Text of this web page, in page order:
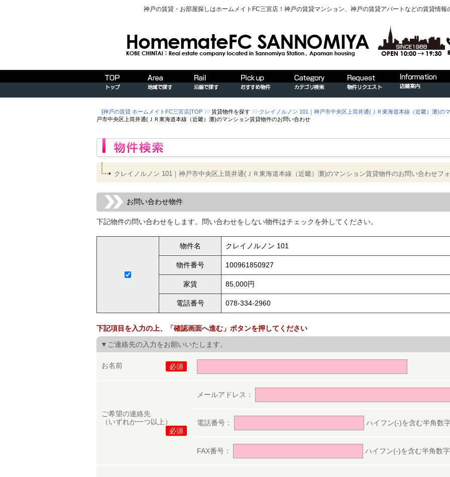
神戸の賃貸・お部屋探しはホームメイトFC三宮店！神戸の賃貸マンション、神戸の賃貸アパートなどの賃貸情報
[神戸の賃貸 ホームメイトFC三宮店]TOP 賃貸物件を探す クレイノルノン 101｜神戸市中央区上筒井通(ＪＲ東海道本線（近畿）灘)の
戸市中央区上筒井通(ＪＲ東海道本線（近畿）灘)のマンション賃貸物件のお問い合わせ
クレイノルノン 101｜神戸市中央区上筒井通(ＪＲ東海道本線（近畿）灘)のマンション賃貸物件のお問い合わせフ
お問い合わせ物件
下記物件の問い合わせをします。問い合わせをしない物件はチェックを外してください。
物件名 クレイノルノン 101
物件番号 100961850927
家賃 85,000円
電話番号 078-334-2960
下記項目を入力の上、「確認画面へ進む」ボタンを押してください
▼ご連絡先の入力をお願いいたします。
お名前 必須
ご希望の連絡先
（いずれか一つ以上）
必須
メールアドレス：
電話番号： ハイフン(-)を含む半角数
FAX番号： ハイフン(-)を含む半角数